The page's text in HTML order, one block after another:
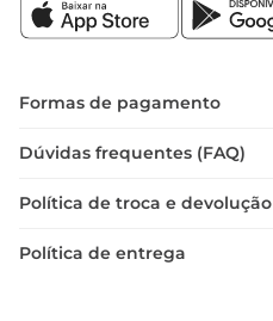
Formas de pagamento
Dúvidas frequentes (FAQ)
Política de troca e devolução
Política de entrega